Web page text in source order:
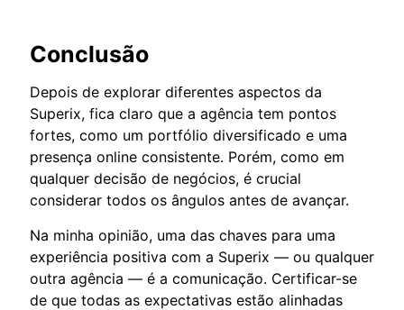
Conclusão
Depois de explorar diferentes aspectos da
Superix, fica claro que a agência tem pontos
fortes, como um portfólio diversificado e uma
presença online consistente. Porém, como em
qualquer decisão de negócios, é crucial
considerar todos os ângulos antes de avançar.
Na minha opinião, uma das chaves para uma
experiência positiva com a Superix — ou qualquer
outra agência — é a comunicação. Certificar-se
de que todas as expectativas estão alinhadas